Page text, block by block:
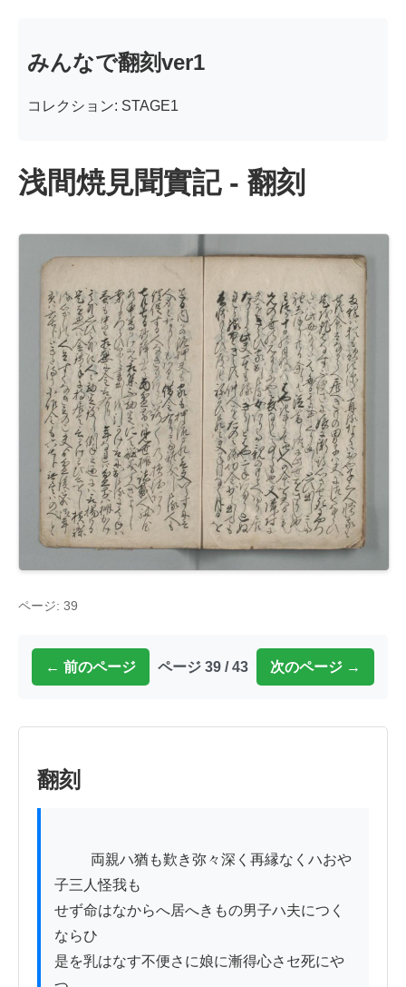
みんなで翻刻ver1
コレクション: STAGE1
浅間焼見聞實記 - 翻刻
ページ: 39
← 前のページ ページ 39 / 43 次のページ →
翻刻
子三人怪我も
せず命はなからへ居へきもの男子ハ夫につく
ならひ
是を乳はなす不便さに娘に漸得心さセ死にや